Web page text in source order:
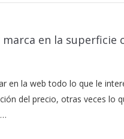
en la superficie
en la web todo lo que le
del precio, otras veces lo